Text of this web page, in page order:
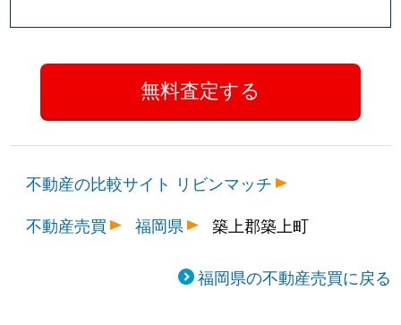
不動産の比較サイト リビンマッチ
不動産売買
福岡県 築上郡築上町
福岡県の不動産売買に戻る